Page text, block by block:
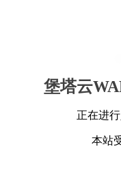
堡塔云
正在进
本站